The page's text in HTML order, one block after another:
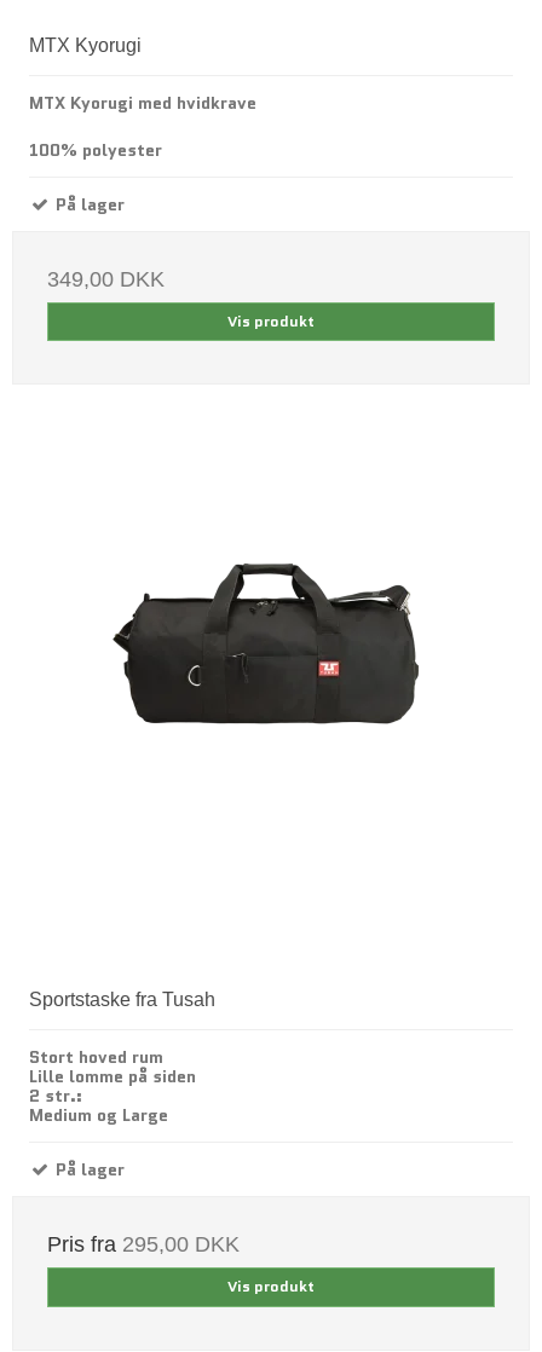
MTX Kyorugi
MTX Kyorugi med hvidkrave
100% polyester
På lager
349,00 DKK
Vis produkt
Sportstaske fra Tusah
Stort hoved rum
Lille lomme på siden
2 str.:
Medium og Large
På lager
Pris fra 295,00 DKK
Vis produkt